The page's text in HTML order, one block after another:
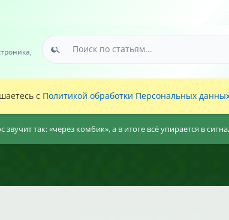
с Политикой обработки Персональных
так: «через комбик», а в итоге всё упирается в